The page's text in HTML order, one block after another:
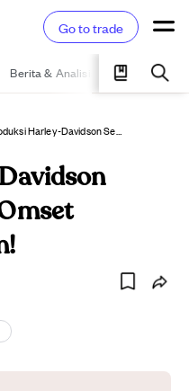
Go to trade
Berita & Analisis Pelajari
Produksi Harley-Davidson Sempat Disetop, Omset Perusahaan Turun!